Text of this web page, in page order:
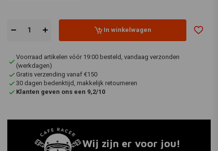
In winkelwagen
Voorraad artikelen vóór 19:00 besteld, vandaag verzonden
(werkdagen)
Gratis verzending vanaf €150
30 dagen bedenktijd, makkelijk retourneren
Klanten geven ons een 9,2/10
Wij zijn er voor jou!